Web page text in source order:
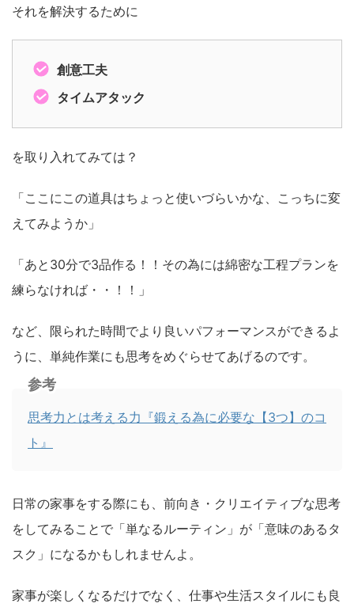
それを解決するために
創意工夫
タイムアタック
を取り入れてみては？
「ここにこの道具はちょっと使いづらいかな、こっちに変
えてみようか」
「あと30分で3品作る！！その為には綿密な工程プランを
練らなければ・・！！」
など、限られた時間でより良いパフォーマンスができるよ
うに、単純作業にも思考をめぐらせてあげるのです。
参考
思考力とは考える力『鍛える為に必要な【3つ】のコ
ト』
日常の家事をする際にも、前向き・クリエイティブな思考
をしてみることで「単なるルーティン」が「意味のあるタ
スク」になるかもしれませんよ。
家事が楽しくなるだけでなく、仕事や生活スタイルにも良